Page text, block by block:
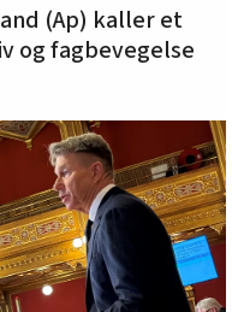
(Ap) kaller et
og fagbevegelse